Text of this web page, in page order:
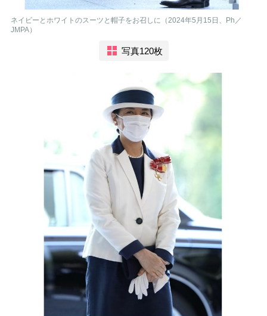
ネイビーとホワイトのスーツと帽子をお召しに（2024年5月15日、Ph／
JMPA）
写真120枚